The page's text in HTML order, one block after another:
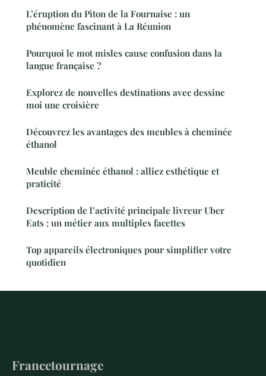
L’éruption du Piton de la Fournaise : un
phénomène fascinant à La Réunion
Pourquoi le mot misles cause confusion dans la
langue française ?
Explorez de nouvelles destinations avec dessine
moi une croisière
Découvrez les avantages des meubles à cheminée
éthanol
Meuble cheminée éthanol : alliez esthétique et
praticité
Description de l’activité principale livreur Uber
Eats : un métier aux multiples facettes
Top appareils électroniques pour simplifier votre
quotidien
Francetournage